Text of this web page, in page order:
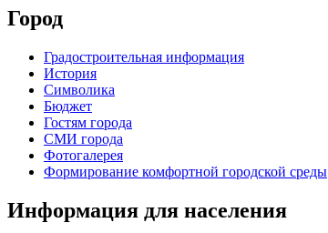
Город
Градостроительная информация
История
Символика
Бюджет
Гостям города
СМИ города
Фотогалерея
Формирование комфортной городской среды
Информация для населения